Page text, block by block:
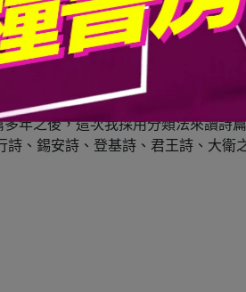
哀哼呢？當然是你信得過的人啦！
鈞的作為結束。這五篇詩第一節與
利路亞大合唱就是取材自啟示錄的
年之後，這次我採用分類法來讀詩
、錫安詩、登基詩、君王詩、大衛